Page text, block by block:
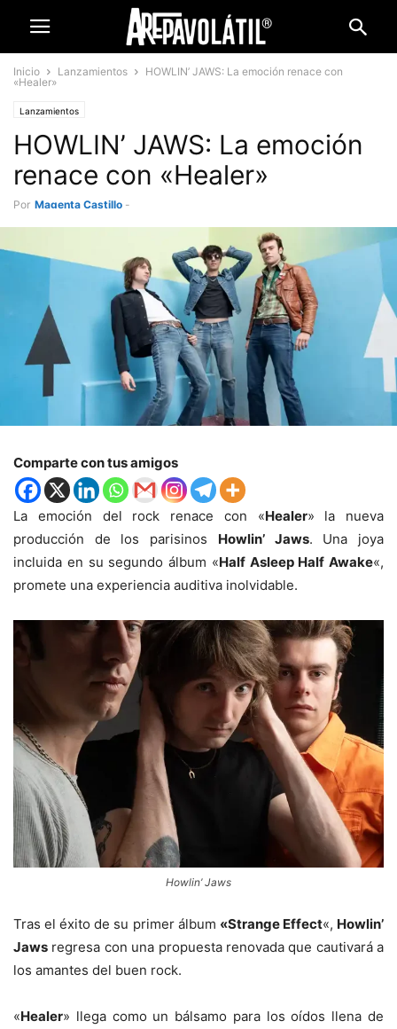
Inicio Lanzamientos
HOWLIN’ JAWS: La emoción renace con
«Healer»
Lanzamientos
HOWLIN’ JAWS: La emoción
renace con «Healer»
Por Magenta Castillo -
Comparte con tus amigos
La emoción del rock renace con «Healer» la nueva
producción de los parisinos Howlin’ Jaws. Una joya
incluida en su segundo álbum «Half Asleep Half Awake«,
promete una experiencia auditiva inolvidable.
Howlin’ Jaws
Tras el éxito de su primer álbum «Strange Effect«, Howlin’
Jaws regresa con una propuesta renovada que cautivará a
los amantes del buen rock.
«Healer» llega como un bálsamo para los oídos llena de